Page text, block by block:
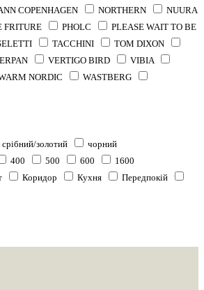
COPENHAGEN NORTHERN
NUURA
FRITURE PHOLC
PLEASE WAIT TO BE
TACCHINI
TOM DIXON
VERTIGO BIRD
VIBIA
NORDIC
WASTBERG
срібний/золотий чорний
400 500 600 1600
Коридор Кухня
Передпокій